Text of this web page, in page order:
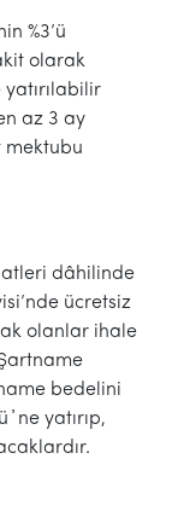
%3’ü
olarak
az 3 ay
mektubu
dâhilinde
ücretsiz
olanlar ihale
bedelini
ne yatırıp,